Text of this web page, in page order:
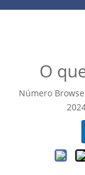
O
Número